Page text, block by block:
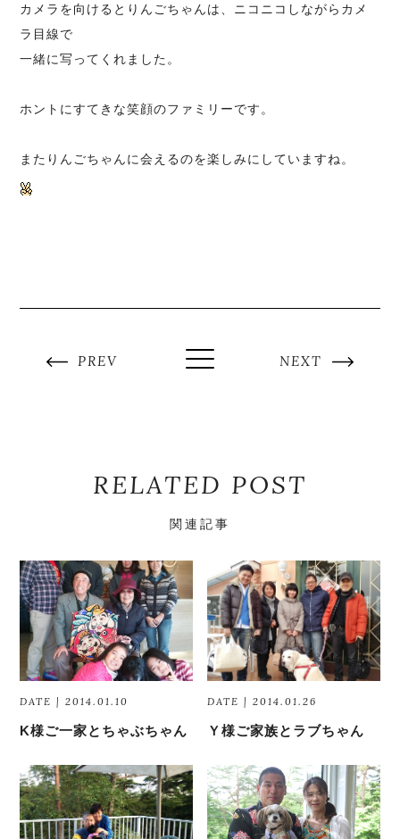
カメラを向けるとりんごちゃんは、ニコニコしながらカメ
ラ目線で
一緒に写ってくれました。
ホントにすてきな笑顔のファミリーです。
またりんごちゃんに会えるのを楽しみにしていますね。
PREV NEXT
RELATED POST
関連記事
DATE | 2014.01.10
K様ご一家とちゃぶちゃん
DATE | 2014.01.26
Ｙ様ご家族とラブちゃん